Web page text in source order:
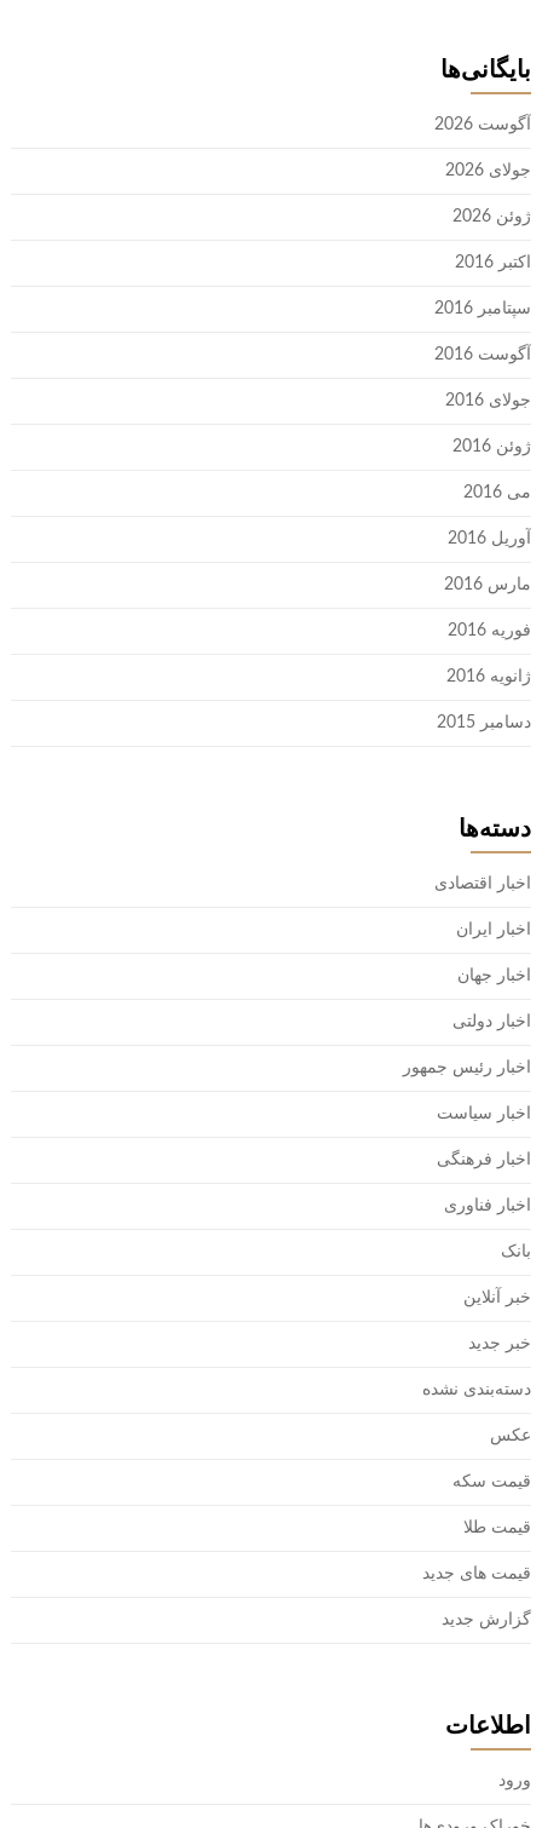
بایگانی‌ها
آگوست 2026
جولای 2026
ژوئن 2026
اکتبر 2016
سپتامبر 2016
آگوست 2016
جولای 2016
ژوئن 2016
می 2016
آوریل 2016
مارس 2016
فوریه 2016
ژانویه 2016
دسامبر 2015
دسته‌ها
اخبار اقتصادی
اخبار ایران
اخبار جهان
اخبار دولتی
اخبار رئیس جمهور
اخبار سیاست
اخبار فرهنگی
اخبار فناوری
بانک
خبر آنلاین
خبر جدید
دسته‌بندی نشده
عکس
قیمت سکه
قیمت طلا
قیمت های جدید
گزارش جدید
اطلاعات
ورود